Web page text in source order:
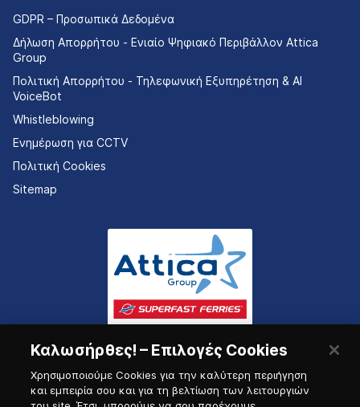
GDPR – Προσωπικά Δεδομένα
Δήλωση Απορρήτου - Ενιαίο Ψηφιακό Περιβάλλον Attica
Group
Πολιτική Απορρήτου - Τηλεφωνική Εξυπηρέτηση & AI
VoiceBot
Whistleblowing
Ενημέρωση για CCTV
Πολιτική Cookies
Sitemap
Καλωσήρθες! – Επιλογές Cookies
Χρησιμοποιούμε Cookies για την καλύτερη περιήγηση
και εμπειρία σου και για τη βελτίωση των λειτουργιών